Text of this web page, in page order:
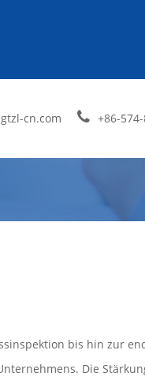
cn.com +86-
bis hin zur
Die